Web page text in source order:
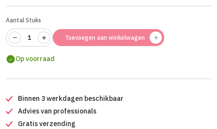
Aantal Stuks
Toevoegen aan winkelwagen
Op voorraad
Binnen 3 werkdagen beschikbaar
Advies van professionals
Gratis verzending